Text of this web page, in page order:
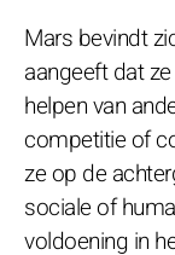
Mars bevindt
aangeeft dat
helpen van
competitie of
ze op de
sociale of
voldoening in